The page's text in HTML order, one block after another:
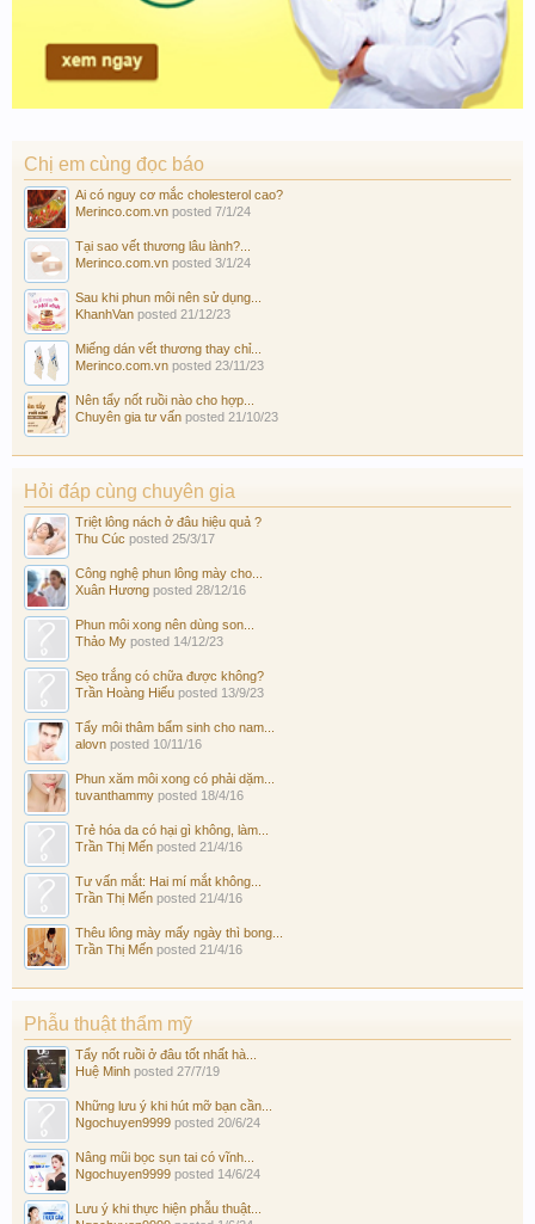
Chị em cùng đọc báo
Ai có nguy cơ mắc cholesterol cao?
Merinco.com.vn posted 7/1/24
Tại sao vết thương lâu lành?...
Merinco.com.vn posted 3/1/24
Sau khi phun môi nên sử dụng...
KhanhVan posted 21/12/23
Miếng dán vết thương thay chỉ...
Merinco.com.vn posted 23/11/23
Nên tẩy nốt ruồi nào cho hợp...
Chuyên gia tư vấn posted 21/10/23
Hỏi đáp cùng chuyên gia
Triệt lông nách ở đâu hiệu quả ?
Thu Cúc posted 25/3/17
Công nghệ phun lông mày cho...
Xuân Hương posted 28/12/16
Phun môi xong nên dùng son...
Thảo My posted 14/12/23
Sẹo trắng có chữa được không?
Trần Hoàng Hiếu posted 13/9/23
Tẩy môi thâm bẩm sinh cho nam...
alovn posted 10/11/16
Phun xăm môi xong có phải dặm...
tuvanthammy posted 18/4/16
Trẻ hóa da có hại gì không, làm...
Trần Thị Mến posted 21/4/16
Tư vấn mắt: Hai mí mắt không...
Trần Thị Mến posted 21/4/16
Thêu lông mày mấy ngày thì bong...
Trần Thị Mến posted 21/4/16
Phẫu thuật thẩm mỹ
Tẩy nốt ruồi ở đâu tốt nhất hà...
Huệ Minh posted 27/7/19
Những lưu ý khi hút mỡ bạn cần...
Ngochuyen9999 posted 20/6/24
Nâng mũi bọc sụn tai có vĩnh...
Ngochuyen9999 posted 14/6/24
Lưu ý khi thực hiện phẫu thuật...